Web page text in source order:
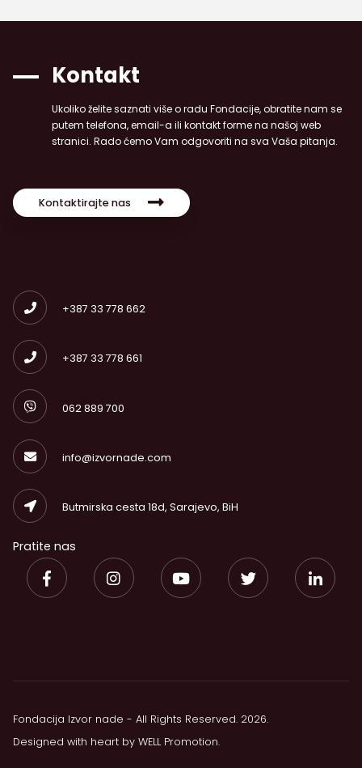
Kontakt
Ukoliko želite saznati više o radu Fondacije, obratite nam se
putem telefona, email-a ili kontakt forme na našoj web
stranici. Rado ćemo Vam odgovoriti na sva Vaša pitanja.
Kontaktirajte nas
+387 33 778 662
+387 33 778 661
062 889 700
info@izvornade.com
Butmirska cesta 18d, Sarajevo, BiH
Pratite nas
Fondacija Izvor nade - All Rights Reserved. 2026.
Designed with heart by WELL Promotion.